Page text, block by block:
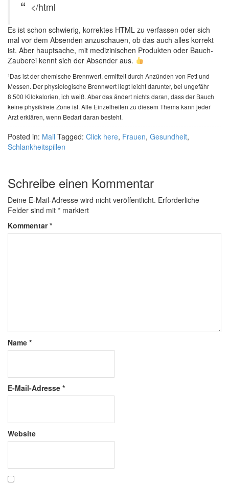
</html
Es ist schon schwierig, korrektes HTML zu verfassen oder sich
mal vor dem Absenden anzuschauen, ob das auch alles korrekt
ist. Aber hauptsache, mit medizinischen Produkten oder Bauch-
Zauberei kennt sich der Absender aus.
¹Das ist der chemische Brennwert, ermittelt durch Anzünden von Fett und
Messen. Der physiologische Brennwert liegt leicht darunter, bei ungefähr
8.500 Kilokalorien, ich weiß. Aber das ändert nichts daran, dass der Bauch
keine physikfreie Zone ist. Alle Einzelheiten zu diesem Thema kann jeder
Arzt erklären, wenn Bedarf daran besteht.
Posted in: Mail Tagged: Click here, Frauen, Gesundheit,
Schlankheitspillen
Schreibe einen Kommentar
Deine E-Mail-Adresse wird nicht veröffentlicht. Erforderliche
Felder sind mit * markiert
Kommentar*
Name *
E-Mail-Adresse *
Website